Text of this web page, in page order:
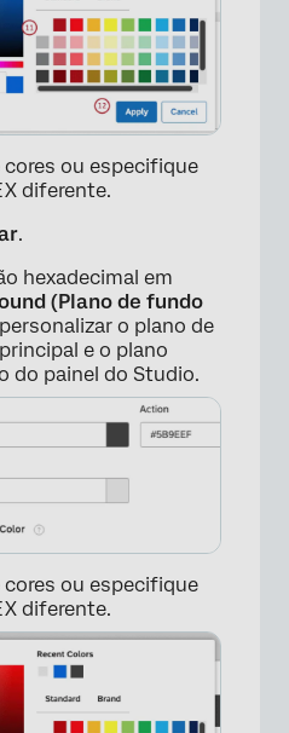
×
×
cores ou especifique
diferente.
.
hexadecimal em
(Plano de fundo
o plano de
e o plano
do painel do Studio.
cores ou especifique
diferente.